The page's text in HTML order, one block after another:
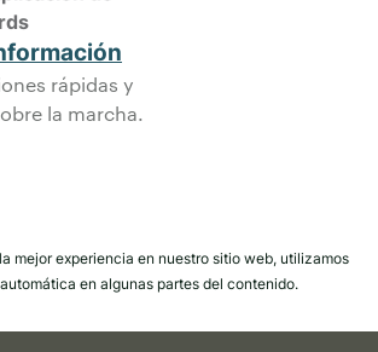
rápidas y
la marcha.
mejor experiencia en nuestro sitio web, utilizamos
en algunas partes del contenido.